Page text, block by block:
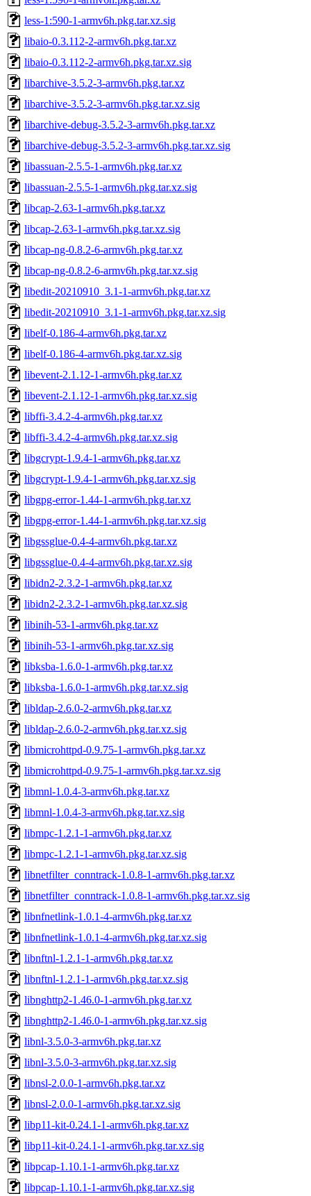
less-1:590-1-armv6h.pkg.tar.xz.sig
libaio-0.3.112-2-armv6h.pkg.tar.xz
libaio-0.3.112-2-armv6h.pkg.tar.xz.sig
libarchive-3.5.2-3-armv6h.pkg.tar.xz
libarchive-3.5.2-3-armv6h.pkg.tar.xz.sig
libarchive-debug-3.5.2-3-armv6h.pkg.tar.xz
libarchive-debug-3.5.2-3-armv6h.pkg.tar.xz.sig
libassuan-2.5.5-1-armv6h.pkg.tar.xz
libassuan-2.5.5-1-armv6h.pkg.tar.xz.sig
libcap-2.63-1-armv6h.pkg.tar.xz
libcap-2.63-1-armv6h.pkg.tar.xz.sig
libcap-ng-0.8.2-6-armv6h.pkg.tar.xz
libcap-ng-0.8.2-6-armv6h.pkg.tar.xz.sig
libedit-20210910_3.1-1-armv6h.pkg.tar.xz
libedit-20210910_3.1-1-armv6h.pkg.tar.xz.sig
libelf-0.186-4-armv6h.pkg.tar.xz
libelf-0.186-4-armv6h.pkg.tar.xz.sig
libevent-2.1.12-1-armv6h.pkg.tar.xz
libevent-2.1.12-1-armv6h.pkg.tar.xz.sig
libffi-3.4.2-4-armv6h.pkg.tar.xz
libffi-3.4.2-4-armv6h.pkg.tar.xz.sig
libgcrypt-1.9.4-1-armv6h.pkg.tar.xz
libgcrypt-1.9.4-1-armv6h.pkg.tar.xz.sig
libgpg-error-1.44-1-armv6h.pkg.tar.xz
libgpg-error-1.44-1-armv6h.pkg.tar.xz.sig
libgssglue-0.4-4-armv6h.pkg.tar.xz
libgssglue-0.4-4-armv6h.pkg.tar.xz.sig
libidn2-2.3.2-1-armv6h.pkg.tar.xz
libidn2-2.3.2-1-armv6h.pkg.tar.xz.sig
libinih-53-1-armv6h.pkg.tar.xz
libinih-53-1-armv6h.pkg.tar.xz.sig
libksba-1.6.0-1-armv6h.pkg.tar.xz
libksba-1.6.0-1-armv6h.pkg.tar.xz.sig
libldap-2.6.0-2-armv6h.pkg.tar.xz
libldap-2.6.0-2-armv6h.pkg.tar.xz.sig
libmicrohttpd-0.9.75-1-armv6h.pkg.tar.xz
libmicrohttpd-0.9.75-1-armv6h.pkg.tar.xz.sig
libmnl-1.0.4-3-armv6h.pkg.tar.xz
libmnl-1.0.4-3-armv6h.pkg.tar.xz.sig
libmpc-1.2.1-1-armv6h.pkg.tar.xz
libmpc-1.2.1-1-armv6h.pkg.tar.xz.sig
libnetfilter_conntrack-1.0.8-1-armv6h.pkg.tar.xz
libnetfilter_conntrack-1.0.8-1-armv6h.pkg.tar.xz.sig
libnfnetlink-1.0.1-4-armv6h.pkg.tar.xz
libnfnetlink-1.0.1-4-armv6h.pkg.tar.xz.sig
libnftnl-1.2.1-1-armv6h.pkg.tar.xz
libnftnl-1.2.1-1-armv6h.pkg.tar.xz.sig
libnghttp2-1.46.0-1-armv6h.pkg.tar.xz
libnghttp2-1.46.0-1-armv6h.pkg.tar.xz.sig
libnl-3.5.0-3-armv6h.pkg.tar.xz
libnl-3.5.0-3-armv6h.pkg.tar.xz.sig
libnsl-2.0.0-1-armv6h.pkg.tar.xz
libnsl-2.0.0-1-armv6h.pkg.tar.xz.sig
libp11-kit-0.24.1-1-armv6h.pkg.tar.xz
libp11-kit-0.24.1-1-armv6h.pkg.tar.xz.sig
libpcap-1.10.1-1-armv6h.pkg.tar.xz
libpcap-1.10.1-1-armv6h.pkg.tar.xz.sig